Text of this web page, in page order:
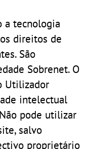
a tecnologia
direitos de
São
Sobrenet. O
Utilizador
intelectual
pode utilizar
salvo
proprietário